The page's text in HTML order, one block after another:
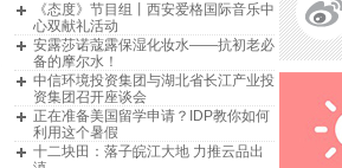
《态度》节目组丨西安爱格国际音乐中
心双献礼活动
安露莎诺蔻露保湿化妆水——抗初老必
备的摩尔水！
中信环境投资集团与湖北省长江产业投
资集团召开座谈会
正在准备美国留学申请？IDP教你如何
利用这个暑假
十二块田：落子皖江大地 力推云品出